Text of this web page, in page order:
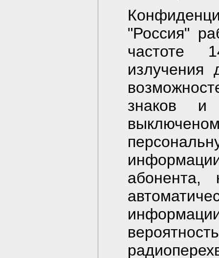
"Россия"
частоте
знаков и
абонента,